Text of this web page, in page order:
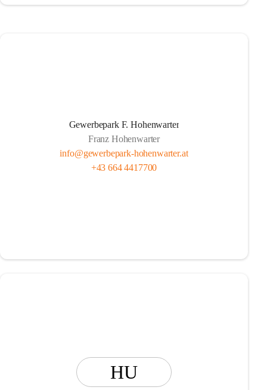
Gewerbepark F. Hohenwarter
Franz Hohenwarter
info@gewerbepark-hohenwarter.at
+43 664 4417700
HU